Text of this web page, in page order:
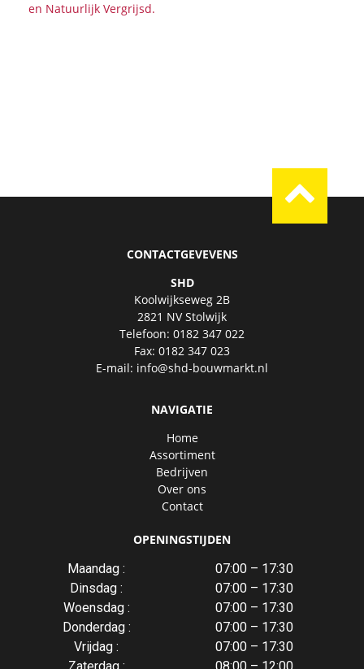
en Natuurlijk Vergrijsd.
CONTACTGEVEVENS
SHD
Koolwijkseweg 2B
2821 NV Stolwijk
Telefoon: 0182 347 022
Fax: 0182 347 023
E-mail: info@shd-bouwmarkt.nl
NAVIGATIE
Home
Assortiment
Bedrijven
Over ons
Contact
OPENINGSTIJDEN
Maandag :
07:00 – 17:30
Dinsdag :
07:00 – 17:30
Woensdag :
07:00 – 17:30
Donderdag :
07:00 – 17:30
Vrijdag :
07:00 – 17:30